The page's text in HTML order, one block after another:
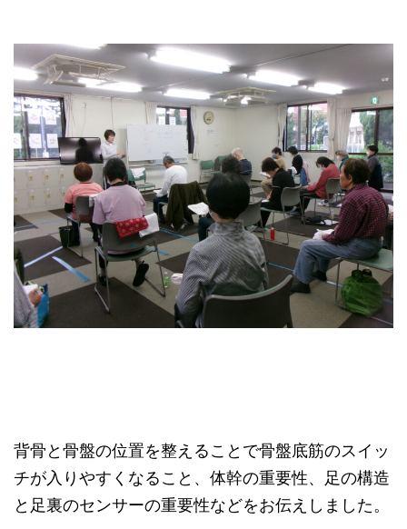
背骨と骨盤の位置を整えることで骨盤底筋のスイッ
チが入りやすくなること、体幹の重要性、足の構造
と足裏のセンサーの重要性などをお伝えしました。